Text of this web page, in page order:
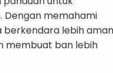
Dengan memahami
berkendara lebih
membuat ban lebih